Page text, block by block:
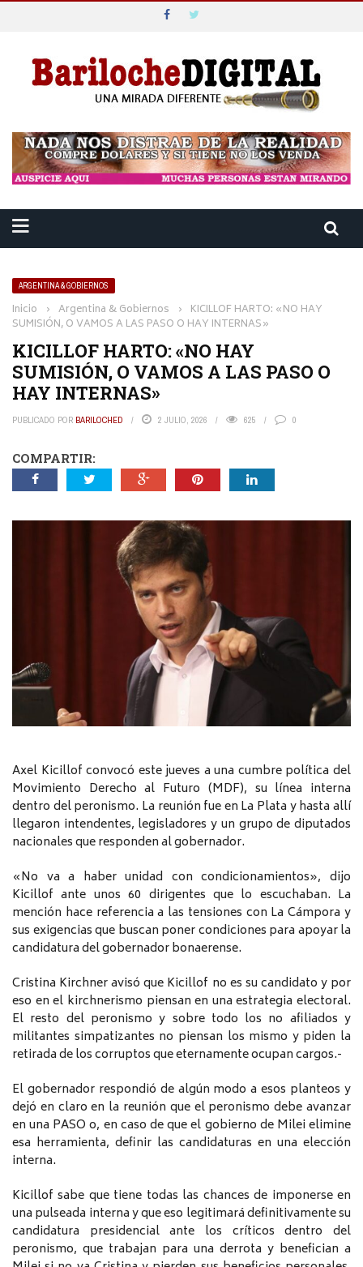
ARGENTINA & GOBIERNOS
Inicio › Argentina & Gobiernos › KICILLOF HARTO: «NO HAY
SUMISIÓN, O VAMOS A LAS PASO O HAY INTERNAS»
KICILLOF HARTO: «NO HAY
SUMISIÓN, O VAMOS A LAS PASO O
HAY INTERNAS»
PUBLICADO POR BARILOCHED 2 JULIO, 2026 625 0
COMPARTIR:
Axel Kicillof convocó este jueves a una cumbre política del
Movimiento Derecho al Futuro (MDF), su línea interna
dentro del peronismo. La reunión fue en La Plata y hasta allí
llegaron intendentes, legisladores y un grupo de diputados
nacionales que responden al gobernador.
«No va a haber unidad con condicionamientos», dijo
Kicillof ante unos 60 dirigentes que lo escuchaban. La
mención hace referencia a las tensiones con La Cámpora y
sus exigencias que buscan poner condiciones para apoyar la
candidatura del gobernador bonaerense.
Cristina Kirchner avisó que Kicillof no es su candidato y por
eso en el kirchnerismo piensan en una estrategia electoral.
El resto del peronismo y sobre todo los no afiliados y
militantes simpatizantes no piensan los mismo y piden la
retirada de los corruptos que eternamente ocupan cargos.-
El gobernador respondió de algún modo a esos planteos y
dejó en claro en la reunión que el peronismo debe avanzar
en una PASO o, en caso de que el gobierno de Milei elimine
esa herramienta, definir las candidaturas en una elección
interna.
Kicillof sabe que tiene todas las chances de imponerse en
una pulseada interna y que eso legitimará definitivamente su
candidatura presidencial ante los críticos dentro del
peronismo, que trabajan para una derrota y benefician a